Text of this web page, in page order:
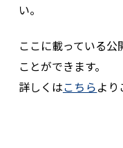
い。
ここに載っている
ことができます。
詳しくはこちらより